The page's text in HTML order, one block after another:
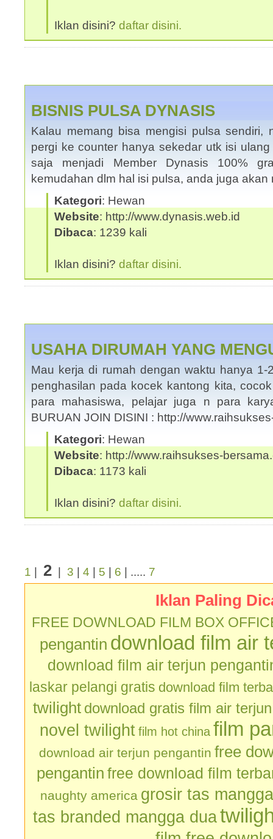
Iklan disini? daftar disini.
BISNIS PULSA DYNASIS
Kalau memang bisa mengisi pulsa sendiri,
pergi ke counter hanya sekedar utk isi
saja menjadi Member Dynasis 100%
kemudahan dlm hal isi pulsa, anda juga
Kategori: Hewan
Website: http://www.dynasis.web.id
Dibaca: 1239 kali
Iklan disini? daftar disini.
USAHA DIRUMAH YANG
Mau kerja di rumah dengan waktu hanya 1-
penghasilan pada kocek kantong kita,
para mahasiswa, pelajar juga n para
BURUAN JOIN DISINI : http://
Kategori: Hewan
Website: http://www.raihsukses-
Dibaca: 1173 kali
Iklan disini? daftar disini.
1 2 3 4 5 6 | ..... 7
Iklan Paling
FREE DOWNLOAD FILM BOX
pengantin download film air
download film air terjun
laskar pelangi gratis download film
twilight download gratis film air
novel twilight film hot china film
download air terjun pengantin free
pengantin free download film
naughty america grosir tas
tas branded mangga dua